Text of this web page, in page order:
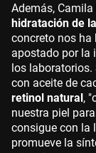
Además,
hidratación de
concreto nos ha
apostado por la
los laboratorios.
con aceite de
retinol natural,
nuestra piel
consigue con la
promueve la